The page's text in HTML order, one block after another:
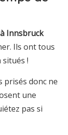
à Innsbruck
Ils ont tous
!
prisés donc ne
une
pas si